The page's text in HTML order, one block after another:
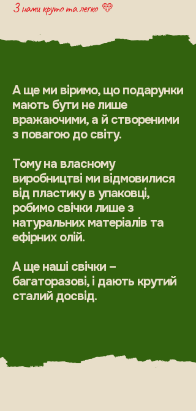
З нами круто та легко 💛
А ще ми віримо, що подарунки
мають бути не лише
вражаючими, а й створеними
з повагою до світу.
Тому на власному
виробництві ми відмовилися
від пластику в упаковці,
робимо свічки лише з
натуральних матеріалів та
ефірних олій.
А ще наші свічки –
багаторазові, і дають крутий
сталий досвід.